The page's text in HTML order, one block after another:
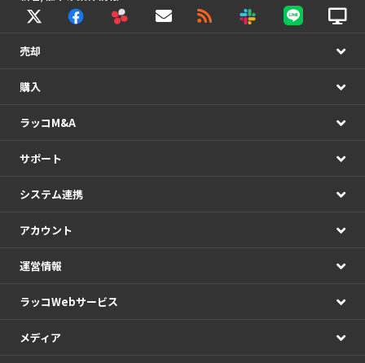
売却
購入
ラッコM&A
サポート
システム連携
アカウント
運営情報
ラッコWebサービス
メディア